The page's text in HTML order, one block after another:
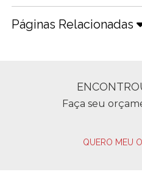
Páginas Relacionadas
Faça seu
QUERO MEU